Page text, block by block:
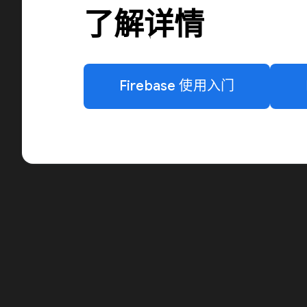
了解详情
Firebase 使用入门